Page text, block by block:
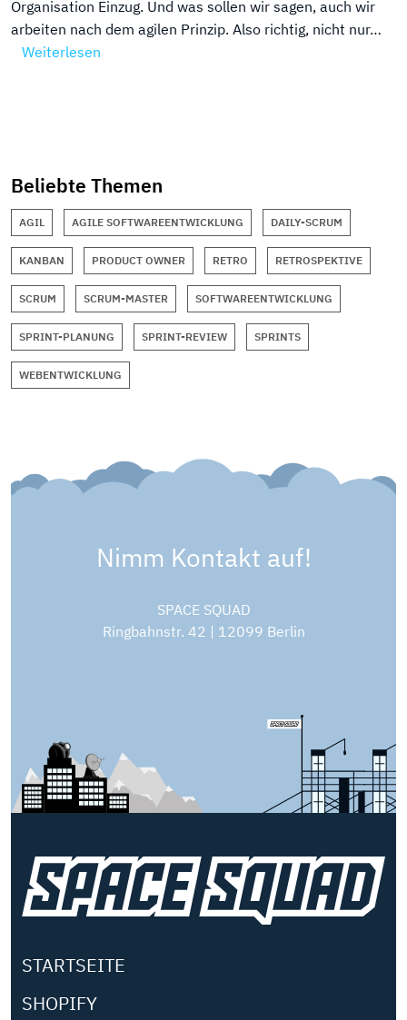
Organisation Einzug. Und was sollen wir sagen, auch wir
arbeiten nach dem agilen Prinzip. Also richtig, nicht nur…
Weiterlesen
Beliebte Themen
AGIL AGILE SOFTWAREENTWICKLUNG DAILY-SCRUM
KANBAN PRODUCT OWNER RETRO RETROSPEKTIVE
SCRUM SCRUM-MASTER SOFTWAREENTWICKLUNG
SPRINT-PLANUNG SPRINT-REVIEW SPRINTS
WEBENTWICKLUNG
Nimm Kontakt auf!
SPACE SQUAD
Ringbahnstr. 42 | 12099 Berlin
STARTSEITE
SHOPIFY